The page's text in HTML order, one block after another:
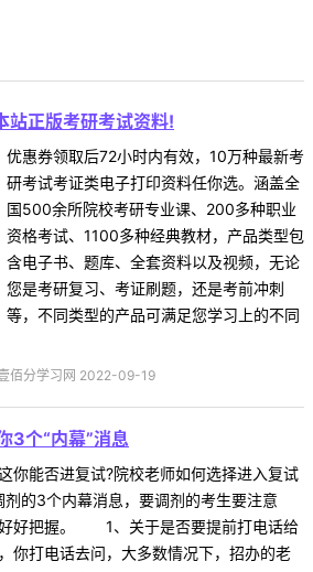
站正版考研考试资料!
优惠券领取后72小时内有效，10万种最新考
研考试考证类电子打印资料任你选。涵盖全
国500余所院校考研专业课、200多种职业
资格考试、1100多种经典教材，产品类型包
含电子书、题库、全套资料以及视频，无论
您是考研复习、考证刷题，还是考前冲刺
等，不同类型的产品可满足您学习上的不同
佰分学习网 2022-09-19
3个“内幕”消息
能否进复试?院校老师如何选择进入复试
的3个内幕消息，要调剂的考生要注意
好好把握。 1、关于是否要提前打电话给
打电话去问，大多数情况下，招办的老